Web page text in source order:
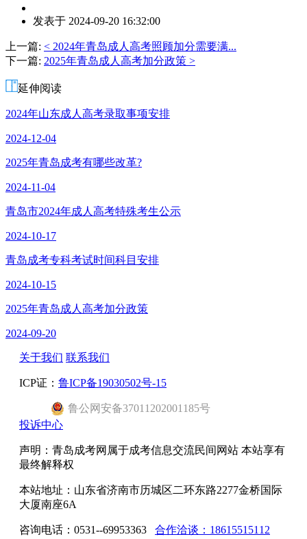
者：
老
师
发表于 2024-09-20 16:32:00
上一篇: < 2024年青岛成人高考照顾加分需要满...
下一篇: 2025年青岛成人高考加分政策 >
延伸阅读
2024年山东成人高考录取事项安排
2024-12-04
2025年青岛成考有哪些改革?
2024-11-04
青岛市2024年成人高考特殊考生公示
2024-10-17
青岛成考专科考试时间科目安排
2024-10-15
2025年青岛成人高考加分政策
2024-09-20
关于我们 联系我们
ICP证： 鲁ICP备19030502号-15
鲁公网安备37011202001185号
投诉中心
声明：青岛成考网属于成考信息交流民间网站 本站享有
最终解释权
本站地址：山东省济南市历城区二环东路2277金桥国际
大厦南座6A
咨询电话：0531--69953363 合作洽谈：18615515112